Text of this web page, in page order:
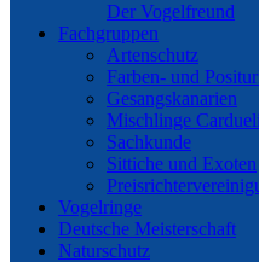
Der Vogelfreund
Fachgruppen
Artenschutz
Farben- und
Gesangskanarien
Mischlinge
Sachkunde
Sittiche und Exoten
Vogelringe
Deutsche Meisterschaft
Naturschutz